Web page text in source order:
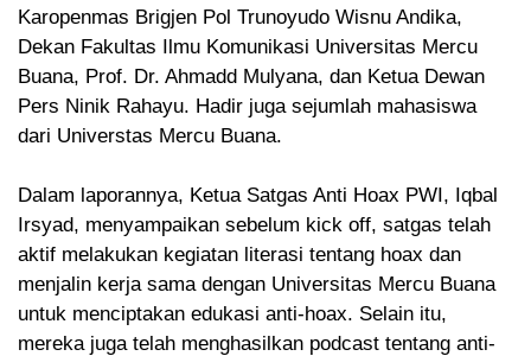
Karopenmas Brigjen Pol Trunoyudo Wisnu Andika,
Dekan Fakultas Ilmu Komunikasi Universitas Mercu
Buana, Prof. Dr. Ahmadd Mulyana, dan Ketua Dewan
Pers Ninik Rahayu. Hadir juga sejumlah mahasiswa
dari Universtas Mercu Buana.
Dalam laporannya, Ketua Satgas Anti Hoax PWI, Iqbal
Irsyad, menyampaikan sebelum kick off, satgas telah
aktif melakukan kegiatan literasi tentang hoax dan
menjalin kerja sama dengan Universitas Mercu Buana
untuk menciptakan edukasi anti-hoax. Selain itu,
mereka juga telah menghasilkan podcast tentang anti-